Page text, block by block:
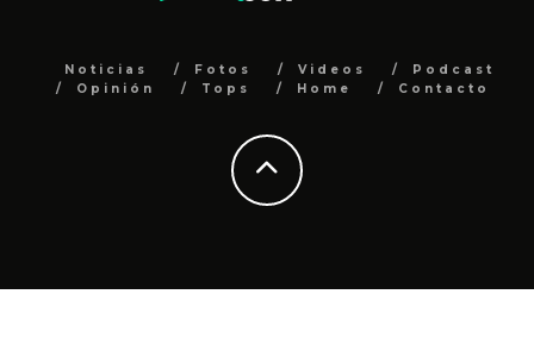
Noticias Fotos Videos
Podcast
Opinión
Tops Home Contacto